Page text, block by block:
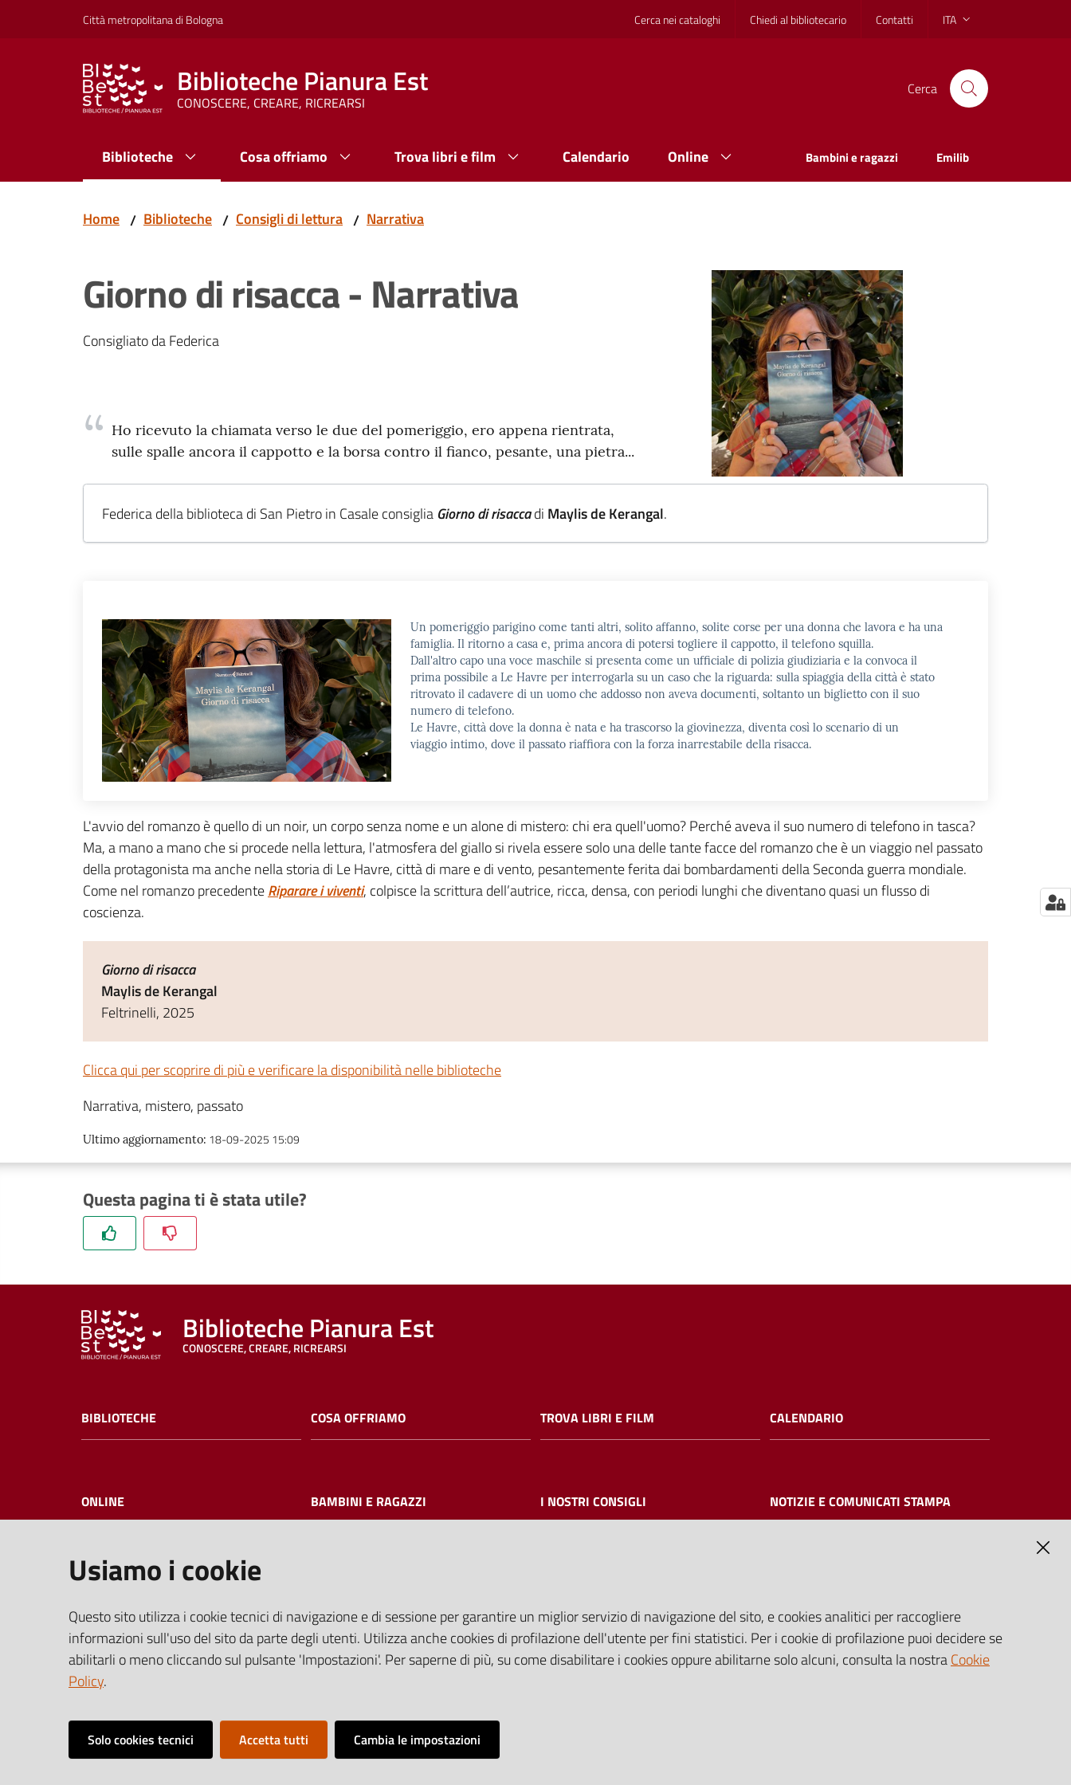
Vai al contenuto
Vai alla navigazioneCittà metropolitana di Bologna Cerca nei cataloghi Chiedi al bibliotecario Contatti ITA
Biblioteche Pianura Est
CONOSCERE, CREARE, RICREARSI
Cerca
Biblioteche Cosa offriamo Trova libri e film Calendario Online Bambini e ragazzi Emilib
Home / Biblioteche / Consigli di lettura / Narrativa
Giorno di risacca - Narrativa
Consigliato da Federica
Ho ricevuto la chiamata verso le due del pomeriggio, ero appena rientrata,
sulle spalle ancora il cappotto e la borsa contro il fianco, pesante, una pietra...
Federica della biblioteca di San Pietro in Casale consiglia Giorno di risaccadi Maylis de Kerangal.
Un pomeriggio parigino come tanti altri, solito affanno, solite corse per una donna che lavora e ha una
famiglia. Il ritorno a casa e, prima ancora di potersi togliere il cappotto, il telefono squilla.
Dall'altro capo una voce maschile si presenta come un ufficiale di polizia giudiziaria e la convoca il
prima possibile a Le Havre per interrogarla su un caso che la riguarda: sulla spiaggia della città è stato
ritrovato il cadavere di un uomo che addosso non aveva documenti, soltanto un biglietto con il suo
numero di telefono.
Le Havre, città dove la donna è nata e ha trascorso la giovinezza, diventa così lo scenario di un
viaggio intimo, dove il passato riaffiora con la forza inarrestabile della risacca.
L'avvio del romanzo è quello di un noir, un corpo senza nome e un alone di mistero: chi era quell'uomo? Perché aveva il suo numero di telefono in tasca?
Ma, a mano a mano che si procede nella lettura, l'atmosfera del giallo si rivela essere solo una delle tante facce del romanzo che è un viaggio nel passato
della protagonista ma anche nella storia di Le Havre, città di mare e di vento, pesantemente ferita dai bombardamenti della Seconda guerra mondiale.
Come nel romanzo precedenteRiparare i viventi, colpisce la scrittura dell’autrice, ricca, densa, con periodi lunghi che diventano quasi un flusso di
coscienza.
Giorno di risacca
Maylis de Kerangal
Feltrinelli, 2025
Clicca qui per scoprire di più e verificare la disponibilità nelle biblioteche
Narrativa, mistero, passato
Ultimo aggiornamento: 18-09-2025 15:09
Questa pagina ti è stata utile?
Biblioteche Pianura Est
CONOSCERE, CREARE, RICREARSI
BIBLIOTECHE COSA OFFRIAMO TROVA LIBRI E FILM CALENDARIO
ONLINE BAMBINI E RAGAZZI I NOSTRI CONSIGLI NOTIZIE E COMUNICATI STAMPA
I NOSTRI EVENTI
I dati personali pubblicati sono riutilizzabili
solo alle condizioni previste dalla direttiva
comunitaria 2003/98/CE e dal d.lgs.
Vai alla pagina
Usiamo i cookie
Questo sito utilizza i cookie tecnici di navigazione e di sessione per garantire un miglior servizio di navigazione del sito, e cookies analitici per raccogliere
informazioni sull'uso del sito da parte degli utenti. Utilizza anche cookies di profilazione dell'utente per fini statistici. Per i cookie di profilazione puoi decidere se
abilitarli o meno cliccando sul pulsante 'Impostazioni'. Per saperne di più, su come disabilitare i cookies oppure abilitarne solo alcuni, consulta la nostraCookie
Policy.
Solo cookies tecnici Accetta tutti Cambia le impostazioni